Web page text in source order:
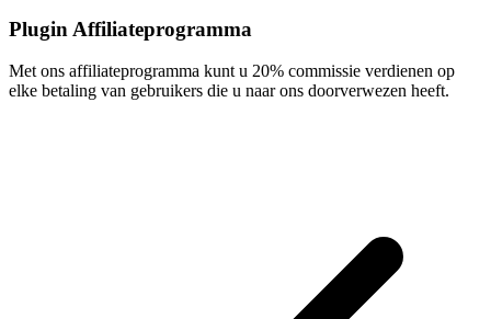
Plugin Affiliateprogramma
Met ons affiliateprogramma kunt u 20% commissie verdienen op
elke betaling van gebruikers die u naar ons doorverwezen heeft.